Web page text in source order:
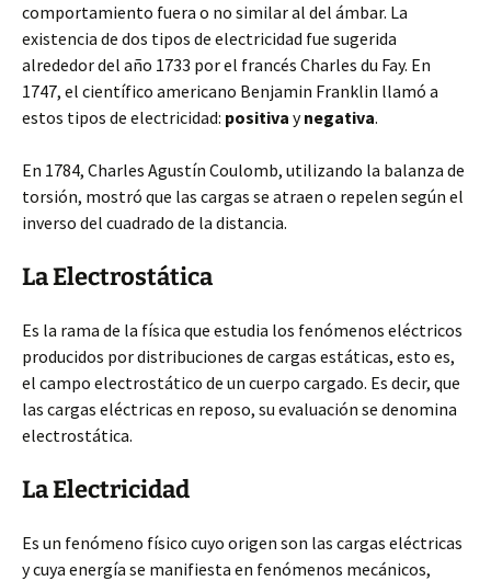
comportamiento fuera o no similar al del ámbar. La
existencia de dos tipos de electricidad fue sugerida
alrededor del año 1733 por el francés Charles du Fay. En
1747, el científico americano Benjamin Franklin llamó a
estos tipos de electricidad: positiva ynegativa.
En 1784, Charles Agustín Coulomb, utilizando la balanza de
torsión, mostró que las cargas se atraen o repelen según el
inverso del cuadrado de la distancia.
La Electrostática
Es la rama de la física que estudia los fenómenos eléctricos
producidos por distribuciones de cargas estáticas, esto es,
el campo electrostático de un cuerpo cargado. Es decir, que
las cargas eléctricas en reposo, su evaluación se denomina
electrostática.
La Electricidad
Es un fenómeno físico cuyo origen son las cargas eléctricas
y cuya energía se manifiesta en fenómenos mecánicos,